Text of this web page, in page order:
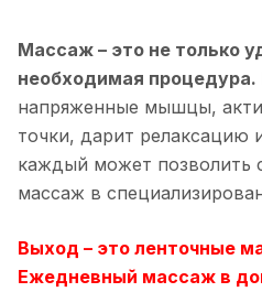
Массаж – это не только
необходимая процедура.
напряженные мышцы,
точки, дарит релаксацию
каждый может позволить
массаж в
Выход – это ленточные
Ежедневный массаж в